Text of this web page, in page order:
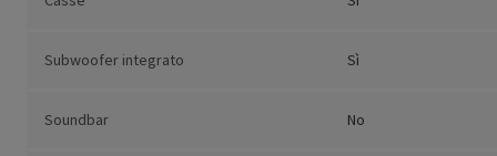
Subwoofer integrato Sì
Soundbar No